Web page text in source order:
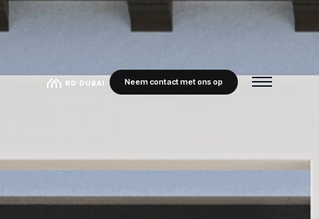
Neem contact met ons op